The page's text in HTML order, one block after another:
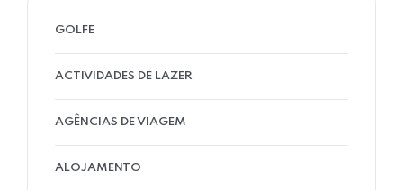
GOLFE
ACTIVIDADES DE LAZER
AGÊNCIAS DE VIAGEM
ALOJAMENTO